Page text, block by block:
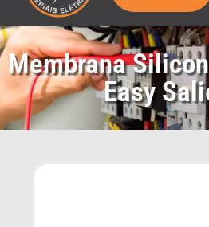
Membrana
Easy